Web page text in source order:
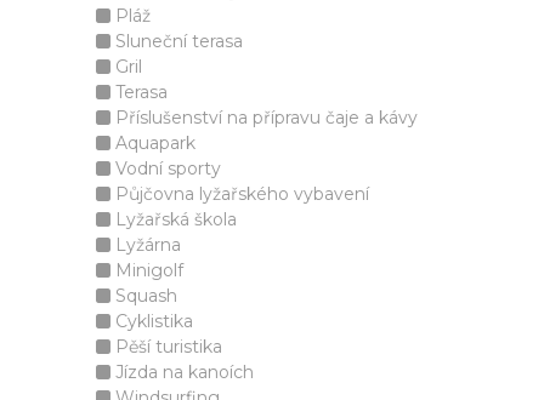
Pláž
Sluneční terasa
Gril
Terasa
Příslušenství na přípravu čaje a kávy
Aquapark
Vodní sporty
Půjčovna lyžařského vybavení
Lyžařská škola
Lyžárna
Minigolf
Squash
Cyklistika
Pěší turistika
Jízda na kanoích